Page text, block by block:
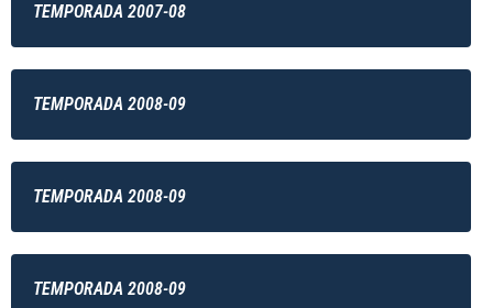
TEMPORADA 2007-08
TEMPORADA 2008-09
TEMPORADA 2008-09
TEMPORADA 2008-09